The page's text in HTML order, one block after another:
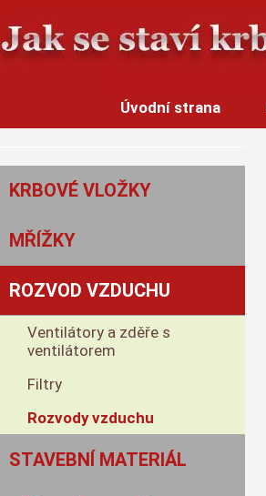
Úvodní strana
KRBOVÉ VLOŽKY
MŘÍŽKY
ROZVOD VZDUCHU
Ventilátory a zděře s
ventilátorem
Filtry
Rozvody vzduchu
STAVEBNÍ MATERIÁL